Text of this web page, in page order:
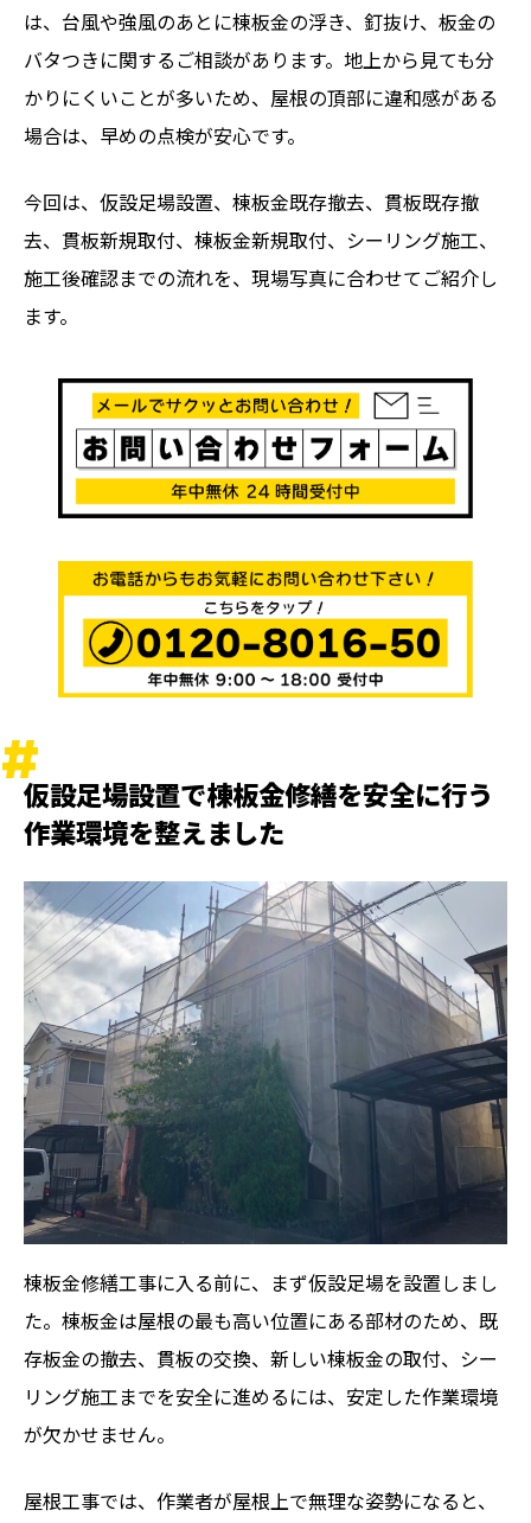
は、台風や強風のあとに棟板金の浮き、釘抜け、板金の
バタつきに関するご相談があります。地上から見ても分
かりにくいことが多いため、屋根の頂部に違和感がある
場合は、早めの点検が安心です。
今回は、仮設足場設置、棟板金既存撤去、貫板既存撤
去、貫板新規取付、棟板金新規取付、シーリング施工、
施工後確認までの流れを、現場写真に合わせてご紹介し
ます。
仮設足場設置で棟板金修繕を安全に行う
作業環境を整えました
棟板金修繕工事に入る前に、まず仮設足場を設置しまし
た。棟板金は屋根の最も高い位置にある部材のため、既
存板金の撤去、貫板の交換、新しい棟板金の取付、シー
リング施工までを安全に進めるには、安定した作業環境
が欠かせません。
屋根工事では、作業者が屋根上で無理な姿勢になると、